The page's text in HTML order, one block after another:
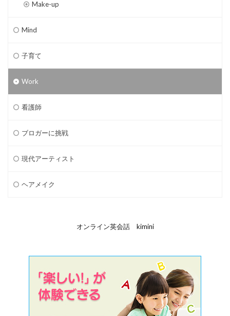
Make-up
Mind
子育て
Work
看護師
ブロガーに挑戦
現代アーティスト
ヘアメイク
オンライン英会話 kimini